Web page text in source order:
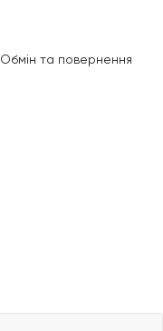
Обмін та повернення